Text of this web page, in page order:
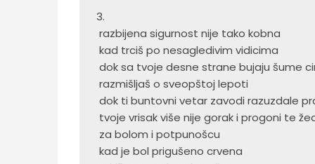
3.
razbijena sigurnost nije tako kobna
kad trciš po nesagledivim vidicima
dok sa tvoje desne strane bujaju šume
razmišljaš o sveopštoj lepoti
dok ti buntovni vetar zavodi razuzdale
tvoje vrisak više nije gorak i progoni te
za bolom i potpunošcu
kad je bol prigušeno crvena